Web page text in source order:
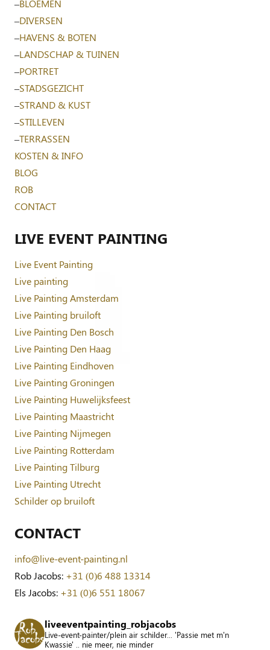
–BLOEMEN
–DIVERSEN
–HAVENS & BOTEN
–LANDSCHAP & TUINEN
–PORTRET
–STADSGEZICHT
–STRAND & KUST
–STILLEVEN
–TERRASSEN
KOSTEN & INFO
BLOG
ROB
CONTACT
LIVE EVENT PAINTING
Live Event Painting
Live painting
Live Painting Amsterdam
Live Painting bruiloft
Live Painting Den Bosch
Live Painting Den Haag
Live Painting Eindhoven
Live Painting Groningen
Live Painting Huwelijksfeest
Live Painting Maastricht
Live Painting Nijmegen
Live Painting Rotterdam
Live Painting Tilburg
Live Painting Utrecht
Schilder op bruiloft
CONTACT
info@live-event-painting.nl
Rob Jacobs: +31 (0)6 488 13314
Els Jacobs: +31 (0)6 551 18067
liveeventpainting_robjacobs
Live-event-painter/plein air schilder... 'Passie met m'n
Kwassie' .. nie meer, nie minder